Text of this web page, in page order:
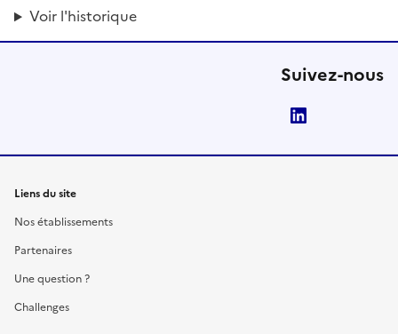
Voir l'historique
Suivez-nous
Liens du site
Nos établissements
Partenaires
Une question ?
Challenges